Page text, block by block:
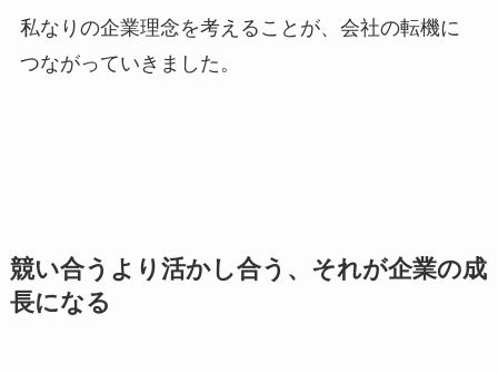
私なりの企業理念を考えることが、会社の転機に
つながっていきました。
競い合うより活かし合う、それが企業の成
長になる